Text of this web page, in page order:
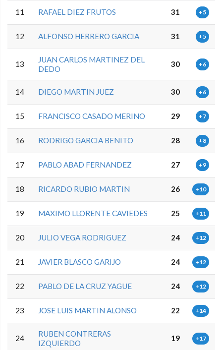
11 RAFAEL DIEZ FRUTOS 31 +5
12 ALFONSO HERRERO GARCIA 31 +5
13
JUAN CARLOS MARTINEZ DEL
DEDO
30 +6
14 DIEGO MARTIN JUEZ 30 +6
15 FRANCISCO CASADO MERINO 29 +7
16 RODRIGO GARCIA BENITO 28 +8
17 PABLO ABAD FERNANDEZ 27 +9
18 RICARDO RUBIO MARTIN 26 +10
19 MAXIMO LLORENTE CAVIEDES 25 +11
20 JULIO VEGA RODRIGUEZ 24 +12
21 JAVIER BLASCO GARIJO 24 +12
22 PABLO DE LA CRUZ YAGUE 24 +12
23 JOSE LUIS MARTIN ALONSO 22 +14
24
RUBEN CONTRERAS
IZQUIERDO
19 +17